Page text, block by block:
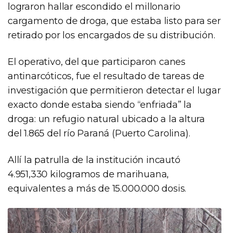
lograron hallar escondido el millonario
cargamento de droga, que estaba listo para ser
retirado por los encargados de su distribución.
El operativo, del que participaron canes
antinarcóticos, fue el resultado de tareas de
investigación que permitieron detectar el lugar
exacto donde estaba siendo “enfriada” la
droga: un refugio natural ubicado a la altura
del 1.865 del río Paraná (Puerto Carolina).
Allí la patrulla de la institución incautó
4.951,330 kilogramos de marihuana,
equivalentes a más de 15.000.000 dosis.